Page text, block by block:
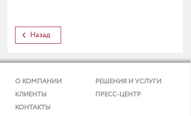
Назад
О КОМПАНИИ
РЕШЕНИЯ И УСЛУГИ
КЛИЕНТЫ
ПРЕСС-ЦЕНТР
КОНТАКТЫ